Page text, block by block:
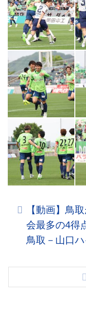
【動画】鳥
会最多の4得
鳥取－山口ハ